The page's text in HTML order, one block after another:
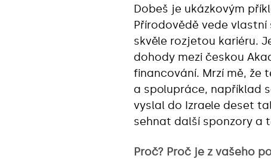
Dobeš je ukázkovým
Přírodovědě vede vlastní
skvěle rozjetou kariéru.
dohody mezi českou
financování. Mrzí mě, že
a spolupráce, například
vyslal do Izraele deset
sehnat další sponzory a
Proč? Proč je z vašeho